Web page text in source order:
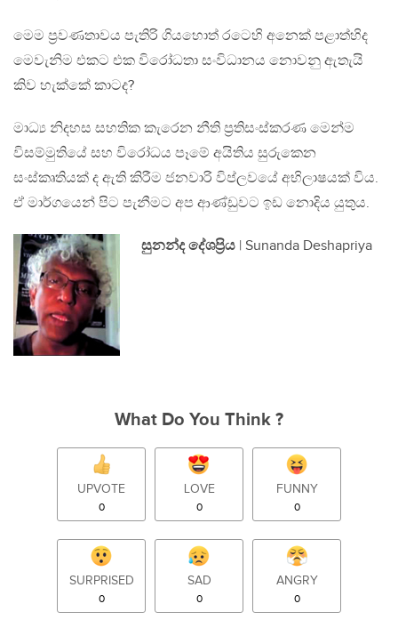
මෙම ප්‍රවණතාවය පැතිරි ගියහොත් රටෙහි අනෙක් පළාත්හිද
මෙවැනිම එකට එක විරෝධතා සංවිධානය නොවනු ඇතැයි
කිව හැක්කේ කාටද?
මාධ්‍ය නිදහස සහතික කැරෙන නීති ප්‍රතිසංස්කරණ මෙන්ම
විසම්මුතියේ සහ විරෝධය පෑමේ අයිතිය සුරුකෙන
සංස්කෘතියක් ද ඇති කිරීම ජනවාරි විප්ලවයේ අභිලාෂයක් විය.
ඒ මාර්ගයෙන් පිට පැනීමට අප ආණ්ඩුවට ඉඩ නොදිය යුතුය‍.
සුනන්ද දේශප්‍රිය | Sunanda Deshapriya
What Do You Think ?
UPVOTE
0
LOVE
0
FUNNY
0
SURPRISED
0
SAD
0
ANGRY
0